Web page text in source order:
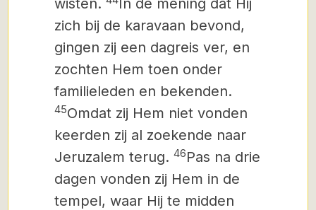
wisten.
In de mening dat Hij
zich bij de karavaan bevond,
gingen zij een dagreis ver, en
zochten Hem toen onder
familieleden en bekenden.
45Omdat zij Hem niet vonden
keerden zij al zoekende naar
Jeruzalem terug. 46Pas na drie
dagen vonden zij Hem in de
tempel, waar Hij te midden